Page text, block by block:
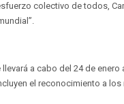
colectivo de todos,
a cabo del 24 de
el reconocimiento a